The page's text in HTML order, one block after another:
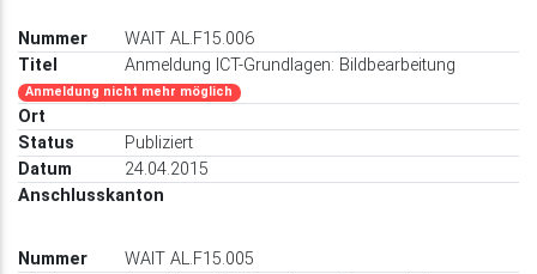
WAIT AL.F15.006
Anmeldung ICT-Grundlagen: Bildbearbeitung
Anmeldung nicht mehr möglich
Publiziert
24.04.2015
WAIT AL.F15.005